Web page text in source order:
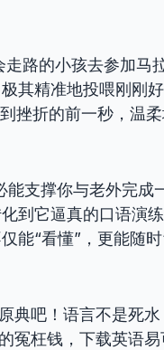
路的小孩去参加马拉
其精准地投喂刚刚
挫折的前一秒，温
能支撑你与老外完成
到它逼真的口语演
能“看懂”，更能随时
典吧！语言不是死水
冤枉钱，下载英语易